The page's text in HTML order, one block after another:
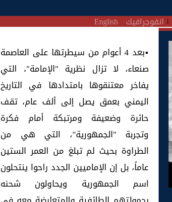
انفوجرافيك English
▪بعد 4 أعوام من سيطرتها على العاصمة
صنعاء، لا تزال نظرية "الإمامة"، التي
يفاخر معتنقوها بامتدادها في التاريخ
اليمني بعمق يصل إلى ألف عام، تقف
حائرة وضعيفة ومرتبكة أمام فكرة
وتجربة "الجمهورية"، التي هي من
الطراوة بحيث لم تبلغ من العمر الستين
عاماً، بل إن الإماميين الجدد راحوا ينتحلون
اسم الجمهورية ويحاولون شحنه